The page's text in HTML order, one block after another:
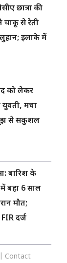
छात्रा की
चाकू से रेती
इलाके में
को लेकर
युवती, मचा
से सकुशल
बारिश के
बहा 6 साल
मौत;
दर्ज
Contact